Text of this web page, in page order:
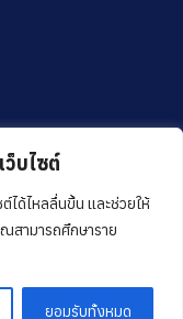
ว็บไซต์
ได้ไหลลื่นขึ้น และช่วยให้
สามารถศึกษาราย
ยอมรับทั้งหมด